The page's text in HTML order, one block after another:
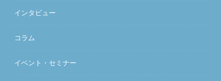
インタビュー
コラム
イベント・セミナー